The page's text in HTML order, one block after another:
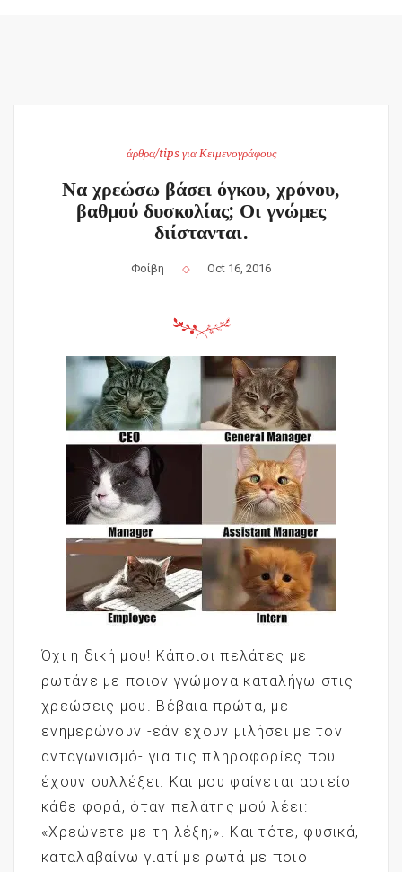
άρθρα/tips για Κειμενογράφους
Να χρεώσω βάσει όγκου, χρόνου,
βαθμού δυσκολίας; Οι γνώμες
διίστανται.
Φοίβη Oct 16, 2016
Όχι η δική μου! Κάποιοι πελάτες με
ρωτάνε με ποιον γνώμονα καταλήγω στις
χρεώσεις μου. Βέβαια πρώτα, με
ενημερώνουν -εάν έχουν μιλήσει με τον
ανταγωνισμό- για τις πληροφορίες που
έχουν συλλέξει. Και μου φαίνεται αστείο
κάθε φορά, όταν πελάτης μού λέει:
«Χρεώνετε με τη λέξη;». Και τότε, φυσικά,
καταλαβαίνω γιατί με ρωτά με ποιο